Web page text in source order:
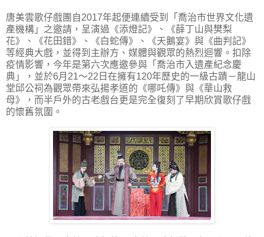
唐美雲歌仔戲團自2017年起便連續受到「喬治市世界文化遺
產機構」之邀請，呈演過《添燈記》、《薛丁山與樊梨
花》、《花田錯》、《白蛇傳》、《天鵝宴》與《曲判記》
等經典大戲，並得到主辦方、媒體與觀眾的熱烈迴響。扣除
疫情影響，今年是第六次應邀參與「喬治市入遺產紀念慶
典」，並於6月21～22日在擁有120年歷史的一級古蹟－龍山
堂邱公祠為觀眾帶來弘揚孝道的《哪吒傳》與《華山救
母》，而半戶外的古老戲台更是完全復刻了早期欣賞歌仔戲
的懷舊氛圍。